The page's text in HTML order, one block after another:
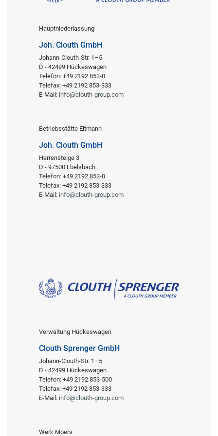
Hauptniederlassung
Joh. Clouth GmbH
Johann-Clouth-Str. 1–5
D - 42499 Hückeswagen
Telefon: +49 2192 853-0
Telefax: +49 2192 853-333
E-Mail: info@clouth-group.com
Betriebsstätte Eltmann
Joh. Clouth GmbH
Herrensteige 3
D - 97500 Ebelsbach
Telefon: +49 2192 853-0
Telefax: +49 2192 853-333
E-Mail: info@clouth-group.com
Verwaltung Hückeswagen
Clouth Sprenger GmbH
Johann-Clouth-Str. 1–5
D - 42499 Hückeswagen
Telefon: +49 2192 853-500
Telefax: +49 2192 853-333
E-Mail: info@clouth-group.com
Werk Moers